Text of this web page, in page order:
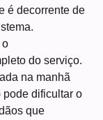
é decorrente de
o
do serviço.
na manhã
pode dificultar o
que